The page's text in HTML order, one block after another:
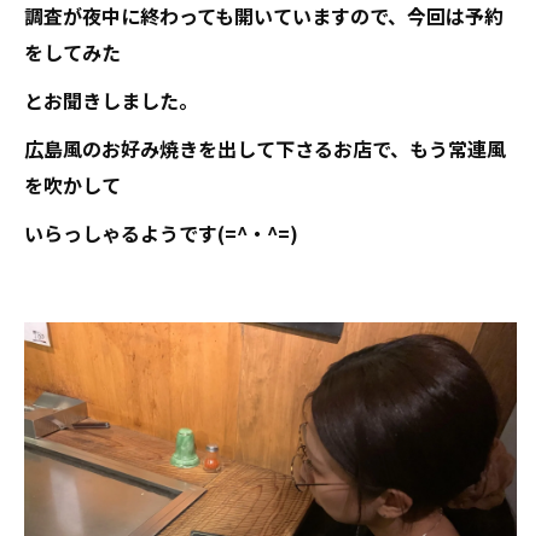
調査が夜中に終わっても開いていますので、今回は予約
をしてみた
とお聞きしました。
広島風のお好み焼きを出して下さるお店で、もう常連風
を吹かして
いらっしゃるようです(=^・^=)